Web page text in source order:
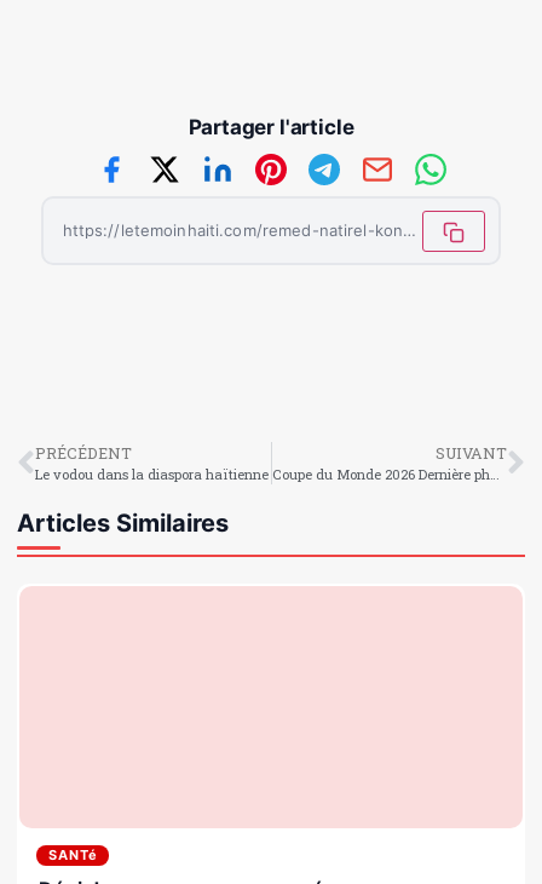
Partager l'article
https://letemoinhaiti.com/remed-natirel-kont-mal-vant/
PRÉCÉDENT
Le vodou dans la diaspora haïtienne
SUIVANT
Coupe du Monde 2026 Dernière phase des éliminatoires : Haïti fixée sur ses adversaires
Articles Similaires
SANTé